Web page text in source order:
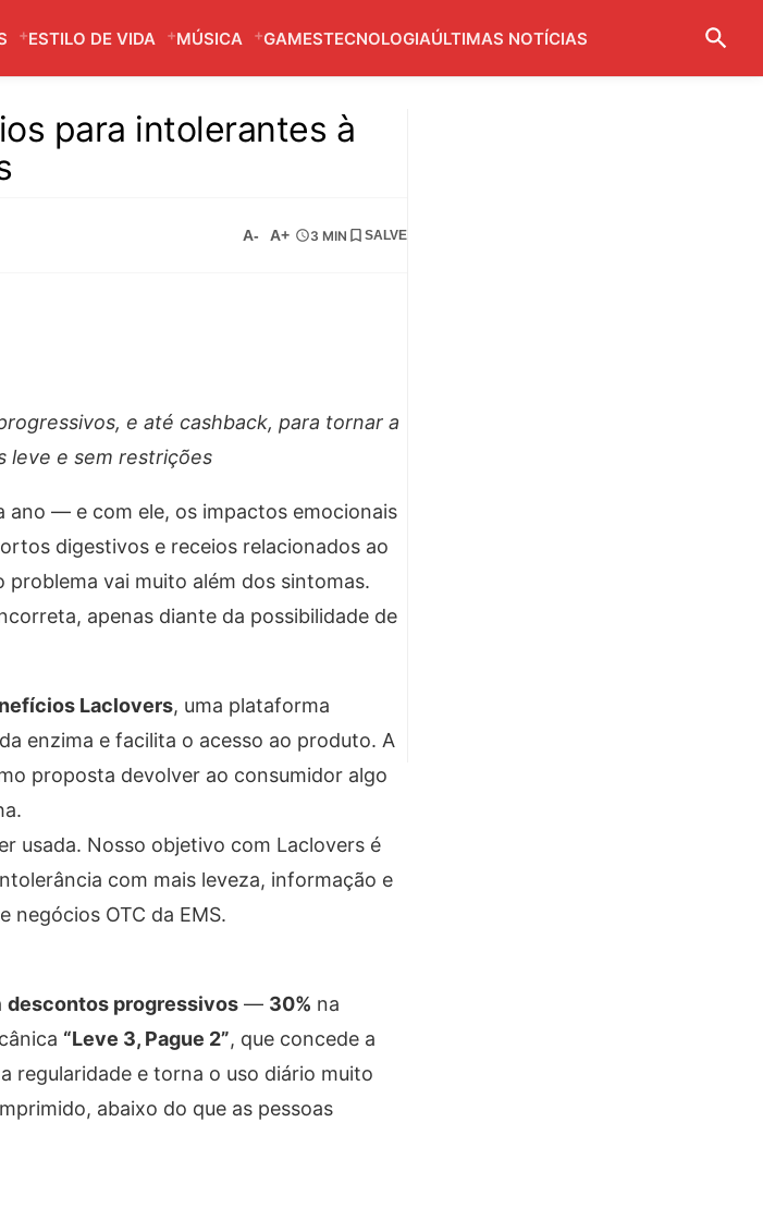
ESTILO DE VIDA MÚSICA GAMESTECNOLOGIAÚLTIMAS NOTÍCIAS
para intolerantes à
A- A+ 3 MIN SALVE
e até cashback, para tornar a
leve e sem restrições
ano — e com ele, os impactos emocionais
digestivos e receios relacionados ao
vai muito além dos sintomas.
apenas diante da possibilidade de
Laclovers, uma plataforma
enzima e facilita o acesso ao produto. A
proposta devolver ao consumidor algo
usada. Nosso objetivo com Laclovers é
com mais leveza, informação e
negócios OTC da EMS.
descontos progressivos— 30% na
“Leve 3, Pague 2”, que concede a
regularidade e torna o uso diário muito
abaixo do que as pessoas